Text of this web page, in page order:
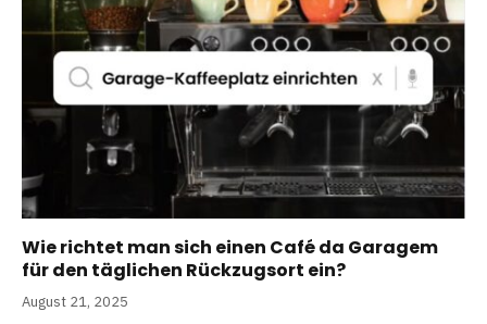
Wie richtet man sich einen Café da Garagem
für den täglichen Rückzugsort ein?
August 21, 2025